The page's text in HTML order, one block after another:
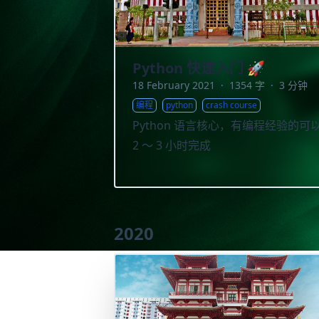
Python 快速入门 🚀
18 February 2021 · 1354 字 · 3 分钟
编程 python crash course
Python 语言核心，有编程经验的可
2 ～ 3 小时完成
2020